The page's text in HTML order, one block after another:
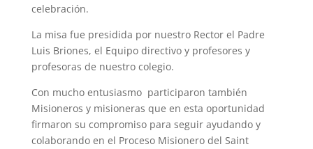
celebración.
La misa fue presidida por nuestro Rector el Padre
Luis Briones, el Equipo directivo y profesores y
profesoras de nuestro colegio.
Con mucho entusiasmo participaron también
Misioneros y misioneras que en esta oportunidad
firmaron su compromiso para seguir ayudando y
colaborando en el Proceso Misionero del Saint